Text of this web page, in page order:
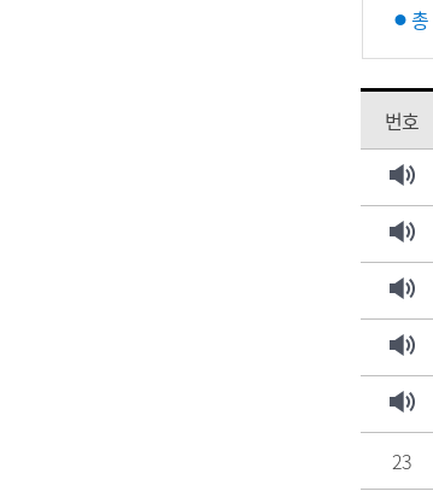
총
번호
23